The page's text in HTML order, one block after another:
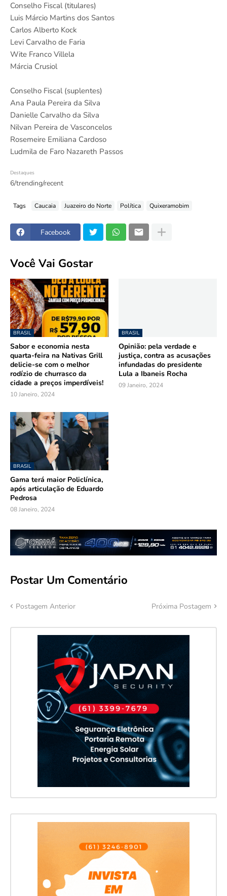
Conselho Fiscal (titulares)
Luis Márcio Martins dos Santos
Carlos Alberto Kock
Levi Carvalho de Faria
Wite Franco Villela
Márcia Crusiol
Conselho Fiscal (suplentes)
Ana Paula Pereira da Silva
Danielle Carvalho da Silva
Nilvan Pereira de Vasconcelos
Rosemeire Emiliana Cardoso
Ludmila de Faro Nazareth Passos
Destaques
6/trending/recent
Tags Caucaia Juazeiro do Norte Política Quixeramobim
Facebook
Você Vai Gostar
BRASIL
Sabor e economia nesta
quarta-feira na Nativas Grill
delicie-se com o melhor
rodízio de churrasco da
cidade a preços imperdíveis!
10 Janeiro, 2024
BRASIL
Opinião: pela verdade e
justiça, contra as acusações
infundadas do presidente
Lula a Ibaneis Rocha
09 Janeiro, 2024
BRASIL
Gama terá maior Policlínica,
após articulação de Eduardo
Pedrosa
08 Janeiro, 2024
Postar Um Comentário
Postagem Anterior Próxima Postagem